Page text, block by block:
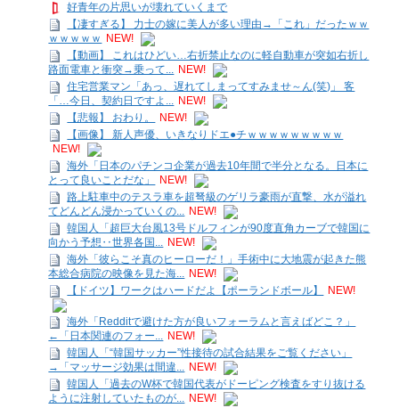
好青年の片思いが壊れていくまで
【凄すぎる】 力士の嫁に美人が多い理由→「これ」だったｗｗ
ｗｗｗｗｗ
NEW!
【動画】 これはひどい…右折禁止なのに軽自動車が突如右折し
路面電車と衝突→乗って... NEW!
住宅営業マン「あっ、遅れてしまってすみませ～ん(笑)」 客
「…今日、契約日ですよ... NEW!
【悲報】 おわり。
NEW!
【画像】 新人声優、いきなりドエ●チｗｗｗｗｗｗｗｗｗ
NEW!
海外「日本のパチンコ企業が過去10年間で半分となる。日本に
とって良いことだな」
NEW!
路上駐車中のテスラ車を超弩級のゲリラ豪雨が直撃、水が溢れ
てどんどん浸かっていくの... NEW!
韓国人「超巨大台風13号ドルフィンが90度直角カーブで韓国に
向かう予想‥世界各国... NEW!
海外「彼らこそ真のヒーローだ！」手術中に大地震が起きた熊
本総合病院の映像を見た海... NEW!
【ドイツ】ワークはハードだよ【ポーランドボール】
NEW!
海外「Redditで避けた方が良いフォーラムと言えばどこ？」
←「日本関連のフォー... NEW!
韓国人「“韓国サッカー”性接待の試合結果をご覧ください」
→「マッサージ効果は間違... NEW!
韓国人「過去のW杯で韓国代表がドーピング検査をすり抜ける
ように注射していたものが... NEW!